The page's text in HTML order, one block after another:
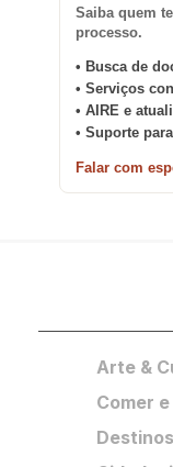
Saiba quem
processo.
• Busca de
• Serviços
• AIRE e
• Suporte
Falar com
Arte &
Comer
Destinos